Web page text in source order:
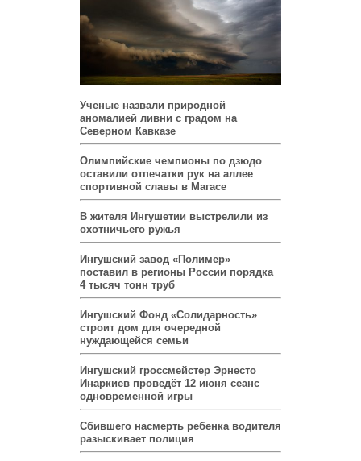
Ученые назвали природной
аномалией ливни с градом на
Северном Кавказе
Олимпийские чемпионы по дзюдо
оставили отпечатки рук на аллее
спортивной славы в Магасе
В жителя Ингушетии выстрелили из
охотничьего ружья
Ингушский завод «Полимер»
поставил в регионы России порядка
4 тысяч тонн труб
Ингушский Фонд «Солидарность»
строит дом для очередной
нуждающейся семьи
Ингушский гроссмейстер Эрнесто
Инаркиев проведёт 12 июня сеанс
одновременной игры
Сбившего насмерть ребенка водителя
разыскивает полиция